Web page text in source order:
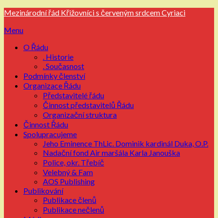
Přejdi
obsah
Mezinárodní řád Křižovníci s červeným srdcem Cyriaci
Menu
O Řádu
. Historie
. Současnost
Podmínky členství
Organizace Řádu
Představitelé řádu
Činnost představitelů Řádu
Organizační struktura
Činnost Řádu
Spolupracujeme
Jeho Eminence ThLic. Dominik kardinál Duka, O.P.
Nadační fond Air maršála Karla Janouška
Police, okr. Třebíč
Velebný & Fam
AOS Publishing
Publikování
Publikace členů
Publikace nečlenů